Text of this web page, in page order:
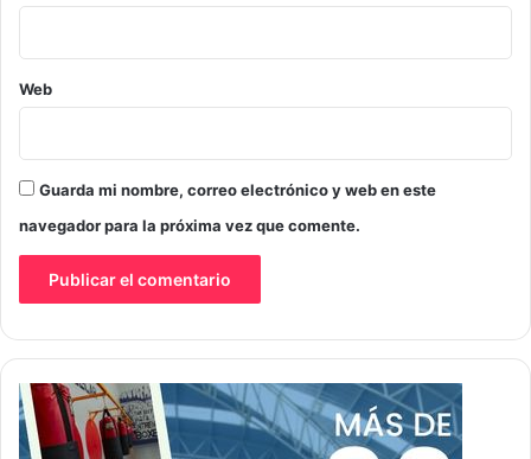
Web
Guarda mi nombre, correo electrónico y web en este
navegador para la próxima vez que comente.